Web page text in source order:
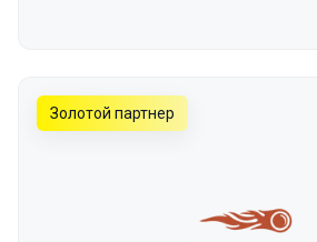
Золотой партнер